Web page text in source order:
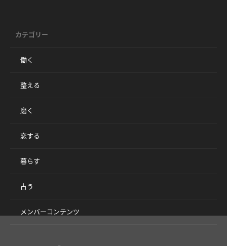
カテゴリー
働く
整える
磨く
恋する
暮らす
占う
メンバーコンテンツ